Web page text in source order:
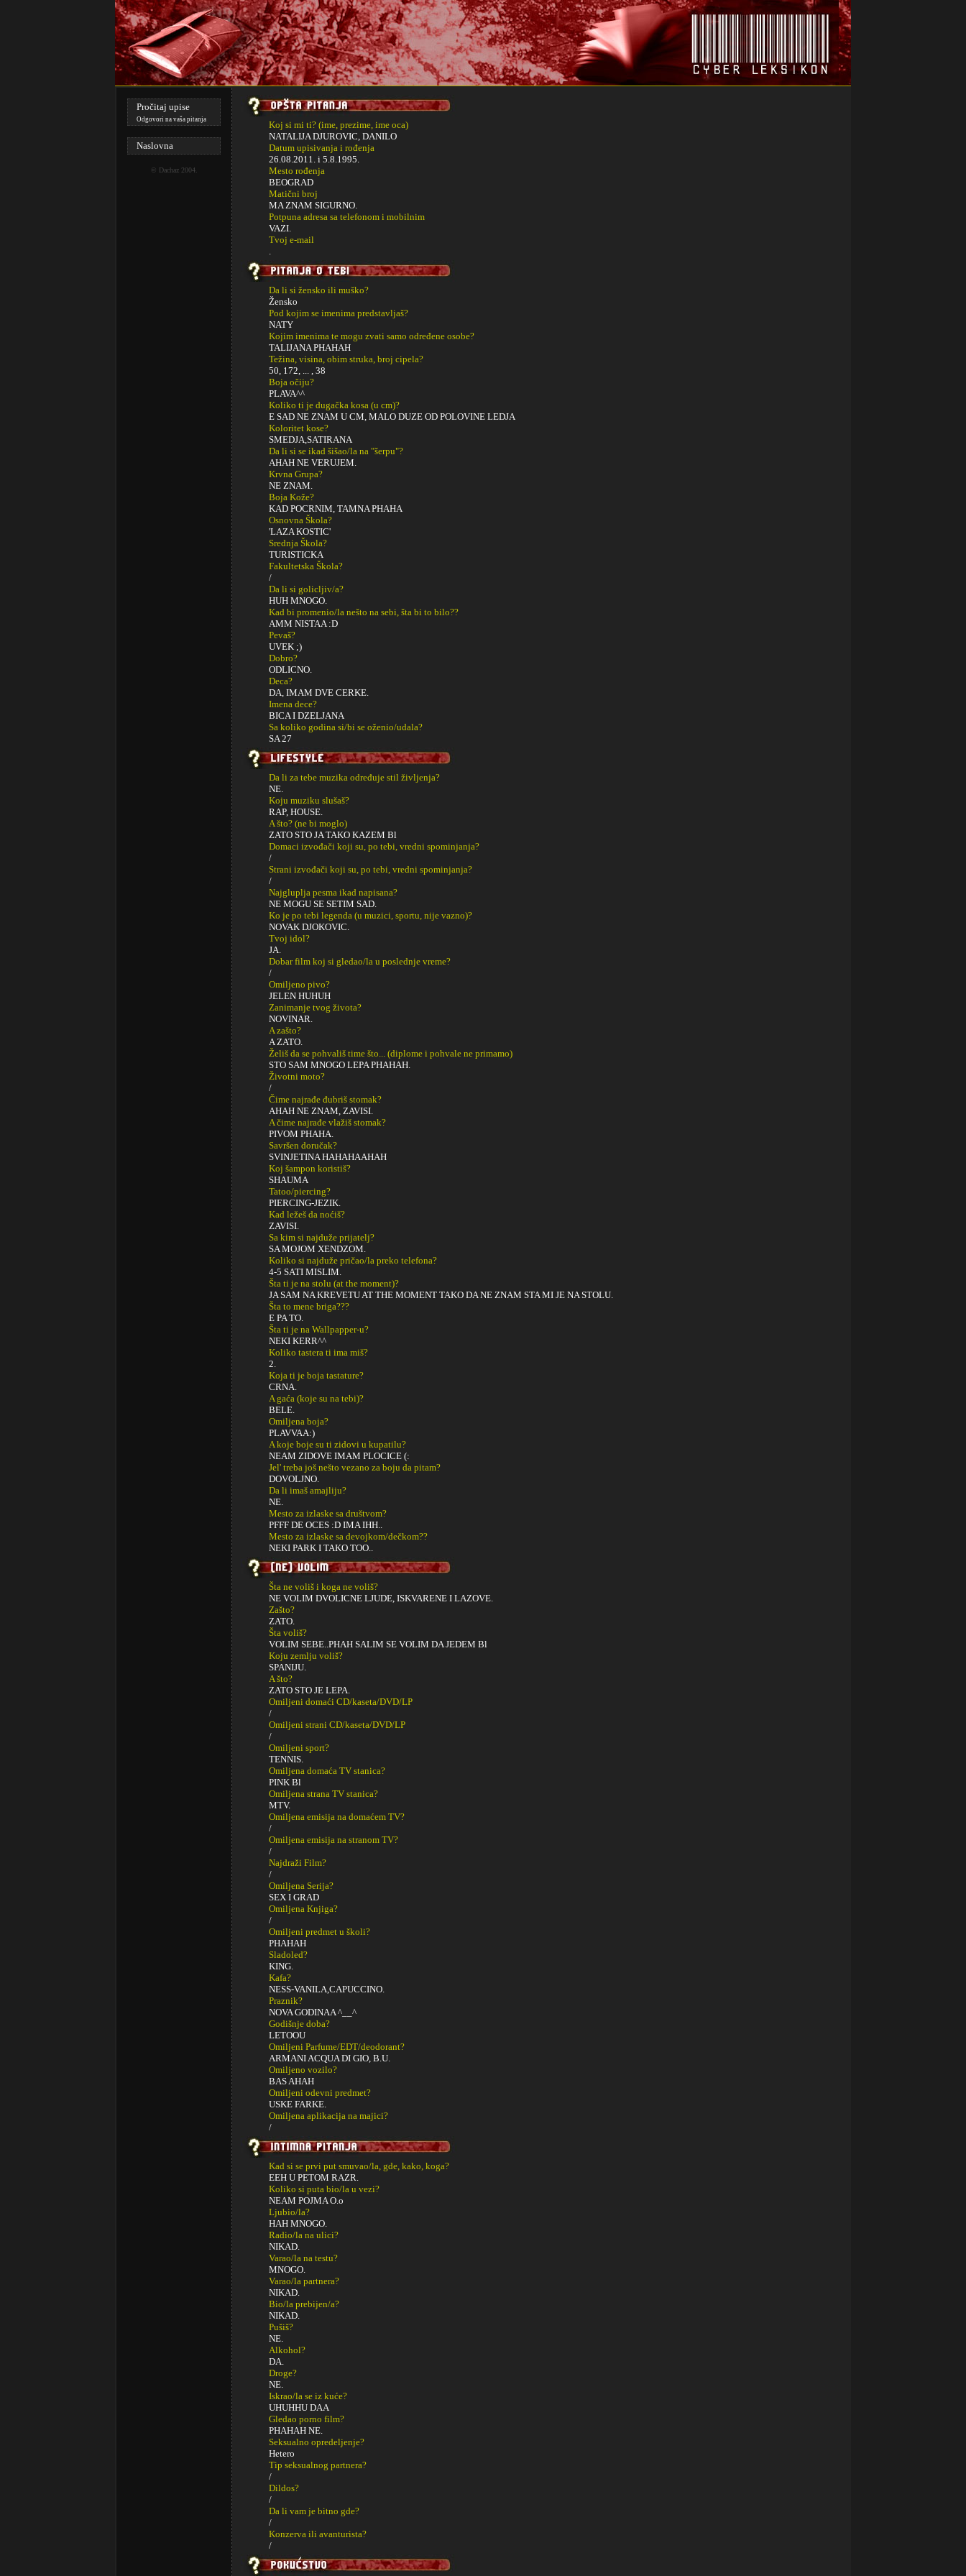
Pročitaj upise
Odgovori na vaša pitanja
Naslovna
© Dachaz2004.
Koj si mi ti? (ime, prezime, ime oca)
NATALIJA DJUROVIC, DANILO
Datum upisivanja i rođenja
26.08.2011. i 5.8.1995.
Mesto rođenja
BEOGRAD
Matični broj
MA ZNAM SIGURNO.
Potpuna adresa sa telefonom i mobilnim
VAZI.
Tvoj e-mail
.
Da li si žensko ili muško?
Žensko
Pod kojim se imenima predstavljaš?
NATY
Kojim imenima te mogu zvati samo određene osobe?
TALIJANA PHAHAH
Težina, visina, obim struka, broj cipela?
50, 172, ... , 38
Boja očiju?
PLAVA^^
Koliko ti je dugačka kosa (u cm)?
E SAD NE ZNAM U CM, MALO DUZE OD POLOVINE LEDJA
Koloritet kose?
SMEDJA,SATIRANA
Da li si se ikad šišao/la na "šerpu"?
AHAH NE VERUJEM.
Krvna Grupa?
NE ZNAM.
Boja Kože?
KAD POCRNIM, TAMNA PHAHA
Osnovna Škola?
'LAZA KOSTIC'
Srednja Škola?
TURISTICKA
Fakultetska Škola?
/
Da li si golicljiv/a?
HUH MNOGO.
Kad bi promenio/la nešto na sebi, šta bi to bilo??
AMM NISTAA :D
Pevaš?
UVEK ;)
Dobro?
ODLICNO.
Deca?
DA, IMAM DVE CERKE.
Imena dece?
BICA I DZELJANA
Sa koliko godina si/bi se oženio/udala?
SA 27
Da li za tebe muzika određuje stil življenja?
NE.
Koju muziku slušaš?
RAP, HOUSE.
A što? (ne bi moglo)
ZATO STO JA TAKO KAZEM Bl
Domaci izvođači koji su, po tebi, vredni spominjanja?
/
Strani izvođači koji su, po tebi, vredni spominjanja?
/
Najgluplja pesma ikad napisana?
NE MOGU SE SETIM SAD.
Ko je po tebi legenda (u muzici, sportu, nije vazno)?
NOVAK DJOKOVIC.
Tvoj idol?
JA.
Dobar film koj si gledao/la u poslednje vreme?
/
Omiljeno pivo?
JELEN HUHUH
Zanimanje tvog života?
NOVINAR.
A zašto?
A ZATO.
Želiš da se pohvališ time što... (diplome i pohvale ne primamo)
STO SAM MNOGO LEPA PHAHAH.
Životni moto?
/
Čime najrađe đubriš stomak?
AHAH NE ZNAM, ZAVISI.
A čime najrađe vlažiš stomak?
PIVOM PHAHA.
Savršen doručak?
SVINJETINA HAHAHAAHAH
Koj šampon koristiš?
SHAUMA
Tatoo/piercing?
PIERCING-JEZIK.
Kad ležeš da noćiš?
ZAVISI.
Sa kim si najduže prijatelj?
SA MOJOM XENDZOM.
Koliko si najduže pričao/la preko telefona?
4-5 SATI MISLIM.
Šta ti je na stolu (at the moment)?
JA SAM NA KREVETU AT THE MOMENT TAKO DA NE ZNAM STA MI JE NA STOLU.
Šta to mene briga???
E PA TO.
Šta ti je na Wallpapper-u?
NEKI KERR^^
Koliko tastera ti ima miš?
2.
Koja ti je boja tastature?
CRNA.
A gaća (koje su na tebi)?
BELE.
Omiljena boja?
PLAVVAA:)
A koje boje su ti zidovi u kupatilu?
NEAM ZIDOVE IMAM PLOCICE (:
Jel' treba još nešto vezano za boju da pitam?
DOVOLJNO.
Da li imaš amajliju?
NE.
Mesto za izlaske sa društvom?
PFFF DE OCES :D IMA IHH..
Mesto za izlaske sa devojkom/dečkom??
NEKI PARK I TAKO TOO..
Šta ne voliš i koga ne voliš?
NE VOLIM DVOLICNE LJUDE, ISKVARENE I LAZOVE.
Zašto?
ZATO.
Šta voliš?
VOLIM SEBE..PHAH SALIM SE VOLIM DA JEDEM Bl
Koju zemlju voliš?
SPANIJU.
A što?
ZATO STO JE LEPA.
Omiljeni domaći CD/kaseta/DVD/LP
/
Omiljeni strani CD/kaseta/DVD/LP
/
Omiljeni sport?
TENNIS.
Omiljena domaća TV stanica?
PINK Bl
Omiljena strana TV stanica?
MTV.
Omiljena emisija na domaćem TV?
/
Omiljena emisija na stranom TV?
/
Najdraži Film?
/
Omiljena Serija?
SEX I GRAD
Omiljena Knjiga?
/
Omiljeni predmet u školi?
PHAHAH
Sladoled?
KING.
Kafa?
NESS-VANILA,CAPUCCINO.
Praznik?
NOVA GODINAA ^__^
Godišnje doba?
LETOOU
Omiljeni Parfume/EDT/deodorant?
ARMANI ACQUA DI GIO, B.U.
Omiljeno vozilo?
BAS AHAH
Omiljeni odevni predmet?
USKE FARKE.
Omiljena aplikacija na majici?
/
Kad si se prvi put smuvao/la, gde, kako, koga?
EEH U PETOM RAZR.
Koliko si puta bio/la u vezi?
NEAM POJMA O.o
Ljubio/la?
HAH MNOGO.
Radio/la na ulici?
NIKAD.
Varao/la na testu?
MNOGO.
Varao/la partnera?
NIKAD.
Bio/la prebijen/a?
NIKAD.
Pušiš?
NE.
Alkohol?
DA.
Droge?
NE.
Iskrao/la se iz kuće?
UHUHHU DAA
Gledao porno film?
PHAHAH NE.
Seksualno opredeljenje?
Hetero
Tip seksualnog partnera?
/
Dildos?
/
Da li vam je bitno gde?
/
Konzerva ili avanturista?
/